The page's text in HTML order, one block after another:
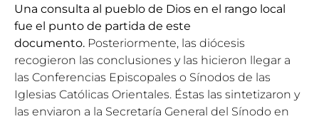
Una consulta al pueblo de Dios en el rango local
fue el punto de partida de este
documento. Posteriormente, las diócesis
recogieron las conclusiones y las hicieron llegar a
las Conferencias Episcopales o Sínodos de las
Iglesias Católicas Orientales. Éstas las sintetizaron y
las enviaron a la Secretaría General del Sínodo en